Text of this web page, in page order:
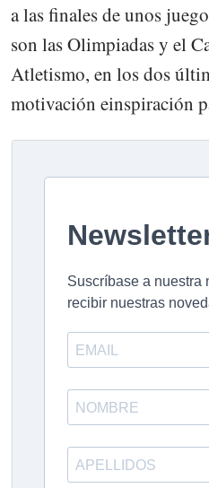
a las finales de unos
son las Olimpiadas y el
Atletismo, en los dos
motivación einspiración